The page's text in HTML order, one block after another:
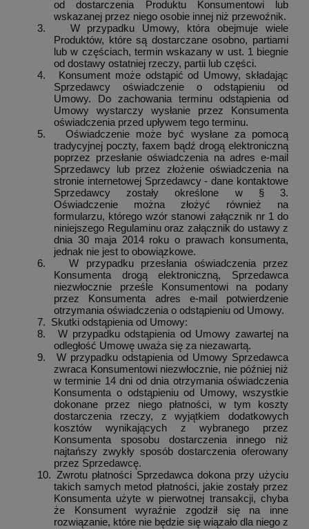
od dostarczenia Produktu Konsumentowi lub
wskazanej przez niego osobie innej niż przewoźnik.
3.
W przypadku Umowy, która obejmuje wiele
Produktów, które są dostarczane osobno, partiami
lub w częściach, termin wskazany w ust. 1 biegnie
od dostawy ostatniej rzeczy, partii lub części.
4.
Konsument może odstąpić od Umowy, składając
Sprzedawcy oświadczenie o odstąpieniu od
Umowy. Do zachowania terminu odstąpienia od
Umowy wystarczy wysłanie przez Konsumenta
oświadczenia przed upływem tego terminu.
5.
Oświadczenie może być wysłane za pomocą
tradycyjnej poczty, faxem bądź drogą elektroniczną
poprzez przesłanie oświadczenia na adres e-mail
Sprzedawcy lub przez złożenie oświadczenia na
stronie internetowej Sprzedawcy - dane kontaktowe
Sprzedawcy zostały określone w § 3.
Oświadczenie można złożyć również na
formularzu, którego wzór stanowi załącznik nr 1 do
niniejszego Regulaminu oraz załącznik do ustawy z
dnia 30 maja 2014 roku o prawach konsumenta,
jednak nie jest to obowiązkowe.
6.
W przypadku przesłania oświadczenia przez
Konsumenta drogą elektroniczną, Sprzedawca
niezwłocznie prześle Konsumentowi na podany
przez Konsumenta adres e-mail potwierdzenie
otrzymania oświadczenia o odstąpieniu od Umowy.
7. Skutki odstąpienia od Umowy:
8.
W przypadku odstąpienia od Umowy zawartej na
odległość Umowę uważa się za niezawartą.
9.
W przypadku odstąpienia od Umowy Sprzedawca
zwraca Konsumentowi niezwłocznie, nie później niż
w terminie 14 dni od dnia otrzymania oświadczenia
Konsumenta o odstąpieniu od Umowy, wszystkie
dokonane przez niego płatności, w tym koszty
dostarczenia rzeczy, z wyjątkiem dodatkowych
kosztów wynikających z wybranego przez
Konsumenta sposobu dostarczenia innego niż
najtańszy zwykły sposób dostarczenia oferowany
przez Sprzedawcę.
10. Zwrotu płatności Sprzedawca dokona przy użyciu
takich samych metod płatności, jakie zostały przez
Konsumenta użyte w pierwotnej transakcji, chyba
że Konsument wyraźnie zgodził się na inne
rozwiązanie, które nie będzie się wiązało dla niego z